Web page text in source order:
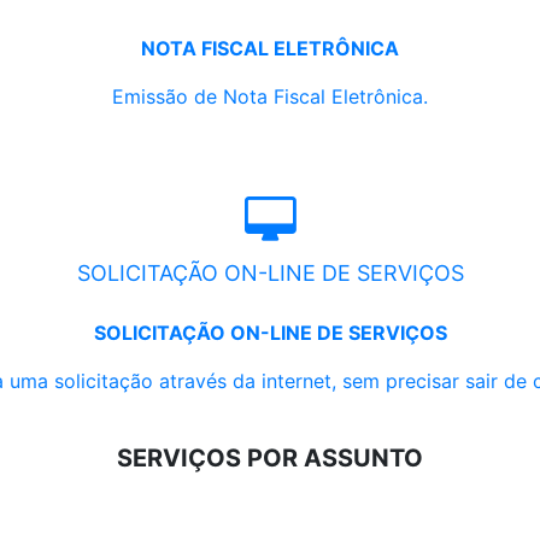
NOTA FISCAL ELETRÔNICA
Emissão de Nota Fiscal Eletrônica.
SOLICITAÇÃO ON-LINE DE SERVIÇOS
SOLICITAÇÃO ON-LINE DE SERVIÇOS
uma solicitação através da internet, sem precisar sair de
SERVIÇOS POR ASSUNTO